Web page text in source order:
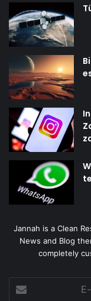
Jannah is a Clean
News and Blog
completely
posta